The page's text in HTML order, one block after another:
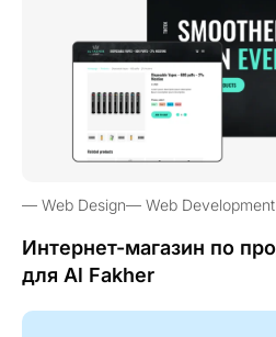
Web Design Web Development
Интернет-магазин по
для Al Fakher